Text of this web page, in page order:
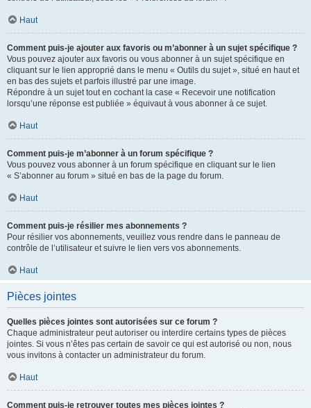
Haut
Comment puis-je ajouter aux favoris ou m’abonner à un sujet spécifique ?
Vous pouvez ajouter aux favoris ou vous abonner à un sujet spécifique en
cliquant sur le lien approprié dans le menu « Outils du sujet », situé en haut et
en bas des sujets et parfois illustré par une image.
Répondre à un sujet tout en cochant la case « Recevoir une notification
lorsqu’une réponse est publiée » équivaut à vous abonner à ce sujet.
Haut
Comment puis-je m’abonner à un forum spécifique ?
Vous pouvez vous abonner à un forum spécifique en cliquant sur le lien
« S’abonner au forum » situé en bas de la page du forum.
Haut
Comment puis-je résilier mes abonnements ?
Pour résilier vos abonnements, veuillez vous rendre dans le panneau de
contrôle de l’utilisateur et suivre le lien vers vos abonnements.
Haut
Pièces jointes
Quelles pièces jointes sont autorisées sur ce forum ?
Chaque administrateur peut autoriser ou interdire certains types de pièces
jointes. Si vous n’êtes pas certain de savoir ce qui est autorisé ou non, nous
vous invitons à contacter un administrateur du forum.
Haut
Comment puis-je retrouver toutes mes pièces jointes ?